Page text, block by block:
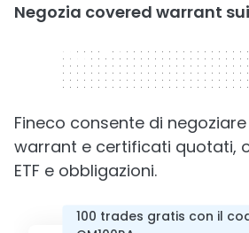
Negozia covered warrant
320 x 50
Fineco consente di
warrant e certificati quotati,
ETF e obbligazioni.
100 trades gratis con il